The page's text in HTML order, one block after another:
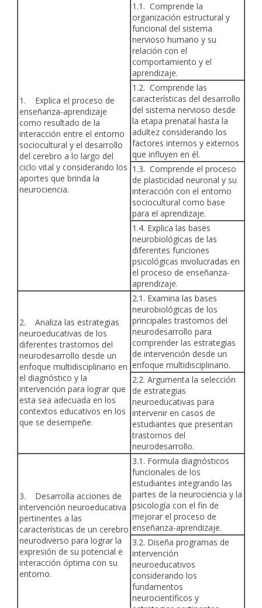
1. Explica el proceso de
enseñanza-aprendizaje
como resultado de la
interacción entre el entorno
sociocultural y el desarrollo
del cerebro a lo largo del
ciclo vital y considerando los
aportes que brinda la
neurociencia.
1.1. Comprende la
organización estructural y
funcional del sistema
nervioso humano y su
relación con el
comportamiento y el
aprendizaje.
1.2. Comprende las
características del desarrollo
del sistema nervioso desde
la etapa prenatal hasta la
adultez considerando los
factores internos y externos
que influyen en él.
1.3. Comprende el proceso
de plasticidad neuronal y su
interacción con el entorno
sociocultural como base
para el aprendizaje.
1.4. Explica las bases
neurobiológicas de las
diferentes funciones
psicológicas involucradas en
el proceso de enseñanza-
aprendizaje.
2. Analiza las estrategias
neuroeducativas de los
diferentes trastornos del
neurodesarrollo desde un
enfoque multidisciplinario en
el diagnóstico y la
intervención para lograr que
esta sea adecuada en los
contextos educativos en los
que se desempeñe.
2.1. Examina las bases
neurobiológicas de los
principales trastornos del
neurodesarrollo para
comprender las estrategias
de intervención desde un
enfoque multidisciplinario.
2.2. Argumenta la selección
de estrategias
neuroeducativas para
intervenir en casos de
estudiantes que presentan
trastornos del
neurodesarrollo.
3. Desarrolla acciones de
intervención neuroeducativa
pertinentes a las
características de un cerebro
neurodiverso para lograr la
expresión de su potencial e
interacción óptima con su
entorno.
3.1. Formula diagnósticos
funcionales de los
estudiantes integrando las
partes de la neurociencia y la
psicología con el fin de
mejorar el proceso de
enseñanza-aprendizaje.
3.2. Diseña programas de
intervención
neuroeducativos
considerando los
fundamentos
neurocientíficos y